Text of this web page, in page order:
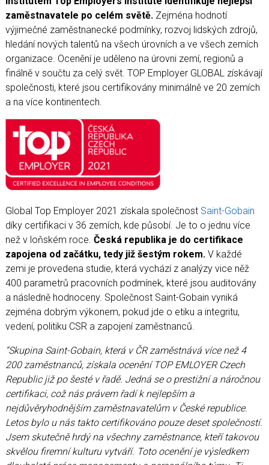
zaměstnavatele po celém světě. Zejména hodnotí
výjimečné zaměstnanecké podmínky, rozvoj lidských zdrojů,
hledání nových talentů na všech úrovních a ve všech zemích
organizace. Ocenění je uděleno na úrovni zemí, regionů a
finálně v součtu za celý svět. TOP Employer GLOBAL získávají
společnosti, které jsou certifikovány minimálně ve 20 zemích
a na více kontinentech.
Global Top Employer 2021 získala společnost Saint-Gobain
díky certifikaci v 36 zemích, kde působí. Je to o jednu více
než v loňském roce. Česká republika je do certifikace
zapojena od začátku, tedy již šestým rokem. V každé
zemi je provedena studie, která vychází z analýzy vice něž
400 parametrů pracovních podmínek, které jsou auditovány
a následně hodnoceny. Společnost Saint-Gobain vyniká
zejména dobrým výkonem, pokud jde o etiku a integritu,
vedení, politiku CSR a zapojení zaměstnanců.
“Skupina Saint-Gobain, která v ČR zaměstnává více než 4
200 zaměstnanců, získala ocenění TOP EMLOYER Czech
Republic již po šesté v řadě. Jedná se o prestižní a náročnou
certifikaci, což nás právem řadí k nejlepším a
nejdůvěryhodnějším zaměstnavatelům v České republice.
Letos bylo u nás takto certifikováno pouze deset společností.
Jsem skutečně hrdý na všechny zaměstnance, kteří takovou
skvělou firemní kulturu vytváří. Toto ocenění je výsledkem